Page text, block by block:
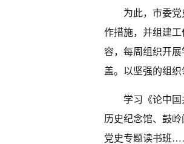
为此，市委
作措施，并组建
容，每周组织开
盖。以坚强的组
学习《论中
历史纪念馆、鼓
党史专题读书班